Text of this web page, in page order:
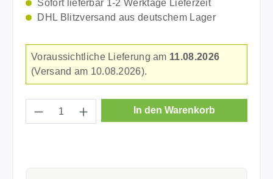
Sofort lieferbar 1-2 Werktage Lieferzeit
DHL Blitzversand aus deutschem Lager
Voraussichtliche Lieferung am 11.08.2026
(Versand am 10.08.2026).
Produkt Anzahl: Gib den gewünschten
In den Warenkorb